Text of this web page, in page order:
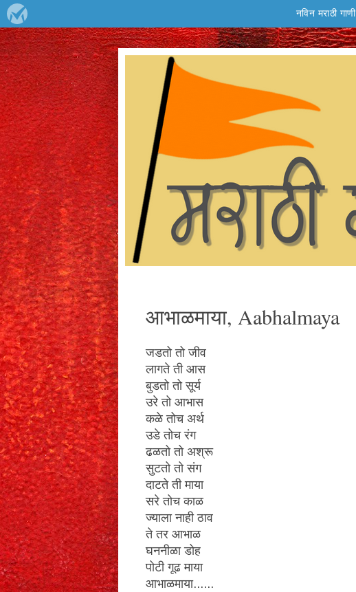
आभाळमाया, Aabhalmaya
जडतो तो जीव
लागते ती आस
बुडतो तो सूर्य
उरे तो आभास
कळे तोच अर्थ
उडे तोच रंग
ढळतो तो अश्रू
सुटतो तो संग
दाटते ती माया
सरे तोच काळ
ज्याला नाही ठाव
ते तर आभाळ
घननीळा डोह
पोटी गूढ माया
आभाळमाया......